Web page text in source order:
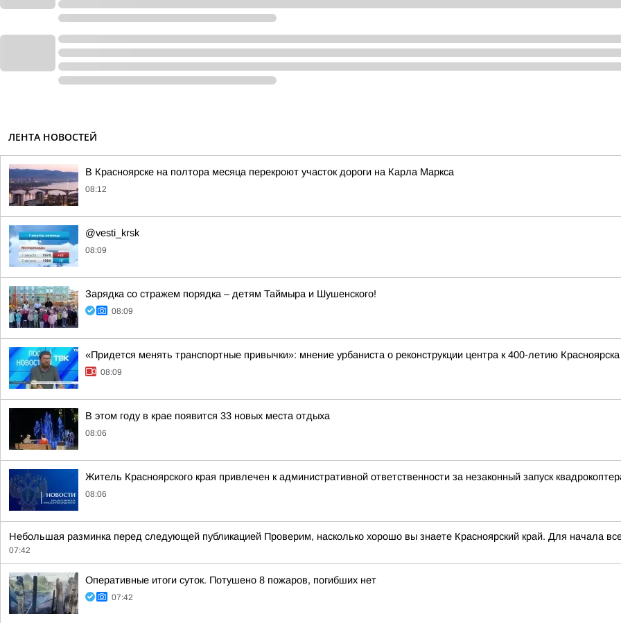
ЛЕНТА НОВОСТЕЙ
В Красноярске на полтора месяца перекроют участок дороги на Карла Маркса
08:12
@vesti_krsk
08:09
Зарядка со стражем порядка – детям Таймыра и Шушенского!
08:09
«Придется менять транспортные привычки»: мнение урбаниста о реконструкции центра к 400-летию Красноярска
08:09
В этом году в крае появится 33 новых места отдыха
08:06
Житель Красноярского края привлечен к административной ответственности за незаконный запуск
08:06
Небольшая разминка перед следующей публикацией Проверим, насколько хорошо вы знаете Красноярский край. Для начала
07:42
Оперативные итоги суток. Потушено 8 пожаров, погибших нет
07:42